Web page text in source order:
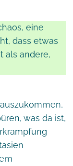
eine
dass etwas
als andere,
was da ist,